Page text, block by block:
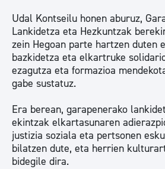
Udal Kontseilu honen aburuz,
Lankidetza eta Hezkuntzak
zein Hegoan parte hartzen duten
bazkidetza eta elkartruke
ezagutza eta formazioa
gabe sustatuz.
Era berean, garapenerako
ekintzak elkartasunaren
justizia soziala eta pertsonen
bilatzen dute, eta herrien
bidegile dira.